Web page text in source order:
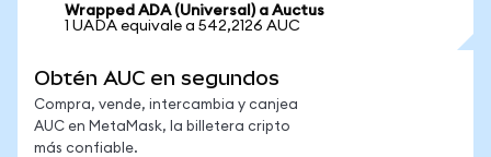
Wrapped ADA (Universal) a Auctus
1 UADA equivale a 542,2126 AUC
Obtén AUC en segundos
Compra, vende, intercambia y canjea
AUC en MetaMask, la billetera cripto
más confiable.